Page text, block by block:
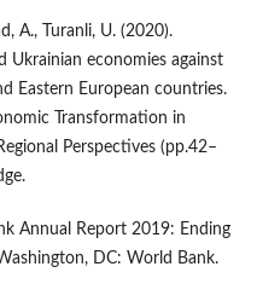
A., Turanli, U. (2020).
Ukrainian economies against
Eastern European countries.
Transformation in
Perspectives (pp.42–
Annual Report 2019: Ending
DC: World Bank.